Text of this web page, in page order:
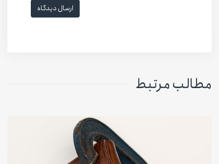
ارسال دیدگاه
مطالب مرتبط